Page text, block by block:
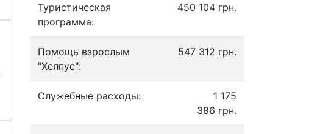
Туристическая
программа:
450 104 грн.
Помощь взрослым
"Хелпус":
547 312 грн.
Служебные расходы:
1 175
386 грн.